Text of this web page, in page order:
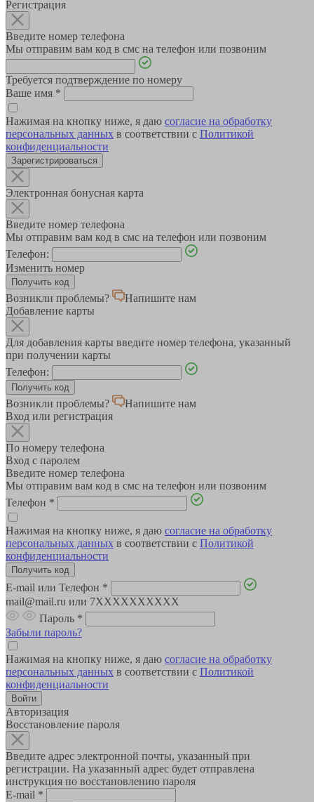
Регистрация
Введите номер телефона
Мы отправим вам код в смс на телефон или позвоним
Требуется подтверждение по номеру
Ваше имя *
Нажимая на кнопку ниже, я даю согласие на обработку
персональных данных в соответствии с Политикой
конфиденциальности
Зарегистрироваться
Электронная бонусная карта
Введите номер телефона
Мы отправим вам код в смс на телефон или позвоним
Телефон:
Изменить номер
Возникли проблемы?
Напишите нам
Добавление карты
Для добавления карты введите номер телефона, указанный
при получении карты
Телефон:
Возникли проблемы?
Напишите нам
Вход или регистрация
По номеру телефона
Вход с паролем
Введите номер телефона
Мы отправим вам код в смс на телефон или позвоним
Телефон *
Нажимая на кнопку ниже, я даю согласие на обработку
персональных данных в соответствии с Политикой
конфиденциальности
E-mail или Телефон *
mail@mail.ru или 7XXXXXXXXXX
Пароль *
Забыли пароль?
Нажимая на кнопку ниже, я даю согласие на обработку
персональных данных в соответствии с Политикой
конфиденциальности
Авторизация
Восстановление пароля
Введите адрес электронной почты, указанный при
регистрации. На указанный адрес будет отправлена
инструкция по восстановлению пароля
E-mail *